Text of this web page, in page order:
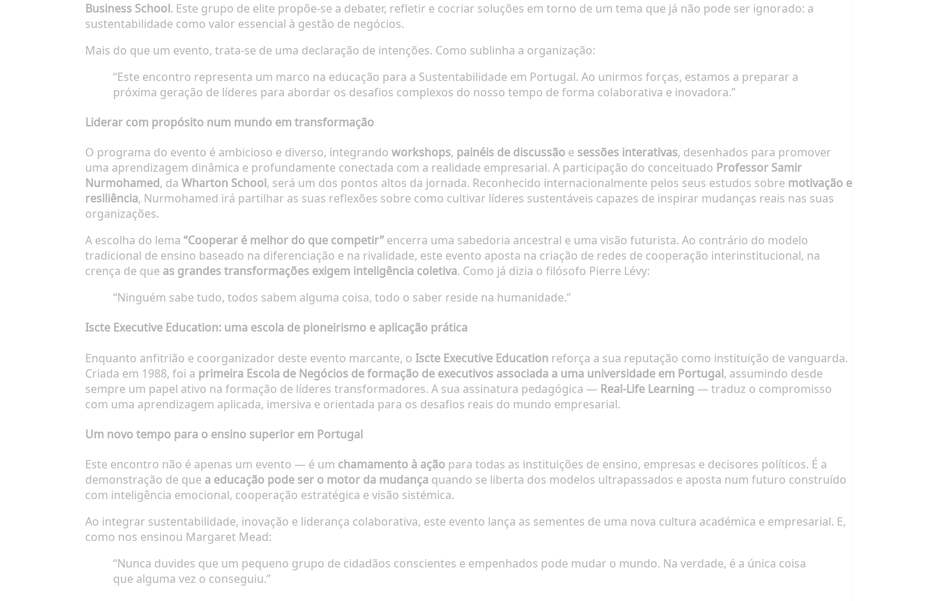
Business School. Este grupo de elite propõe-se a debater, refletir e cocriar soluções em torno de um tema que já não pode ser ignorado: a
sustentabilidade como valor essencial à gestão de negócios.
Mais do que um evento, trata-se de uma declaração de intenções. Como sublinha a organização:
“Este encontro representa um marco na educação para a Sustentabilidade em Portugal. Ao unirmos forças, estamos a preparar a
próxima geração de líderes para abordar os desafios complexos do nosso tempo de forma colaborativa e inovadora.”
Liderar com propósito num mundo em transformação
O programa do evento é ambicioso e diverso, integrandoworkshops, painéis de discussãoe sessões interativas, desenhados para promover
uma aprendizagem dinâmica e profundamente conectada com a realidade empresarial. A participação do conceituado Professor Samir
Nurmohamed, daWharton School, será um dos pontos altos da jornada. Reconhecido internacionalmente pelos seus estudos sobre motivação e
resiliência, Nurmohamed irá partilhar as suas reflexões sobre como cultivar líderes sustentáveis capazes de inspirar mudanças reais nas suas
organizações.
A escolha do lema“Cooperar é melhor do que competir”encerra uma sabedoria ancestral e uma visão futurista. Ao contrário do modelo
tradicional de ensino baseado na diferenciação e na rivalidade, este evento aposta na criação de redes de cooperação interinstitucional, na
crença de que as grandes transformações exigem inteligência coletiva. Como já dizia o filósofo Pierre Lévy:
“Ninguém sabe tudo, todos sabem alguma coisa, todo o saber reside na humanidade.”
Iscte Executive Education: uma escola de pioneirismo e aplicação prática
Enquanto anfitrião e coorganizador deste evento marcante, oIscte Executive Education reforça a sua reputação como instituição de vanguarda.
Criada em 1988, foi a primeira Escola de Negócios de formação de executivos associada a uma universidade em Portugal, assumindo desde
sempre um papel ativo na formação de líderes transformadores. A sua assinatura pedagógica —Real-Life Learning— traduz o compromisso
com uma aprendizagem aplicada, imersiva e orientada para os desafios reais do mundo empresarial.
Um novo tempo para o ensino superior em Portugal
Este encontro não é apenas um evento — é um chamamento à açãopara todas as instituições de ensino, empresas e decisores políticos. É a
demonstração de que a educação pode ser o motor da mudançaquando se liberta dos modelos ultrapassados e aposta num futuro construído
com inteligência emocional, cooperação estratégica e visão sistémica.
Ao integrar sustentabilidade, inovação e liderança colaborativa, este evento lança as sementes de uma nova cultura académica e empresarial. E,
como nos ensinou Margaret Mead:
“Nunca duvides que um pequeno grupo de cidadãos conscientes e empenhados pode mudar o mundo. Na verdade, é a única coisa
que alguma vez o conseguiu.”